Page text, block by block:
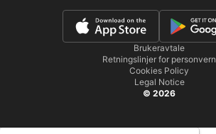
Brukeravtale
Retningslinjer for personvern
Cookies Policy
Legal Notice
© 2026